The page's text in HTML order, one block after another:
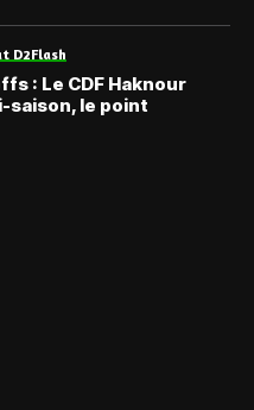
D2Flash
: Le CDF Haknour
saison, le point